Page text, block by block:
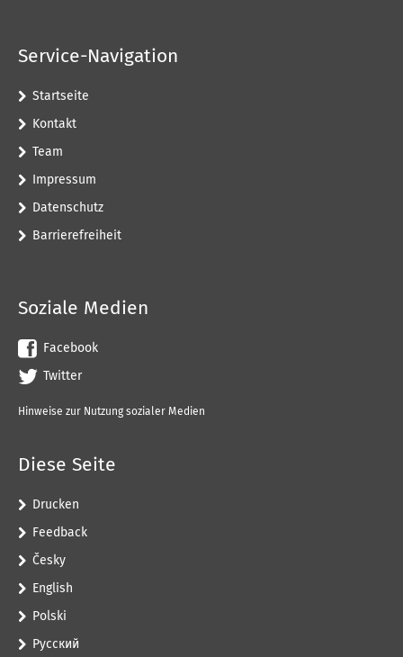
Service-Navigation
Startseite
Kontakt
Team
Impressum
Datenschutz
Barrierefreiheit
Soziale Medien
Facebook
Twitter
Hinweise zur Nutzung sozialer Medien
Diese Seite
Drucken
Feedback
Česky
English
Polski
Pусский